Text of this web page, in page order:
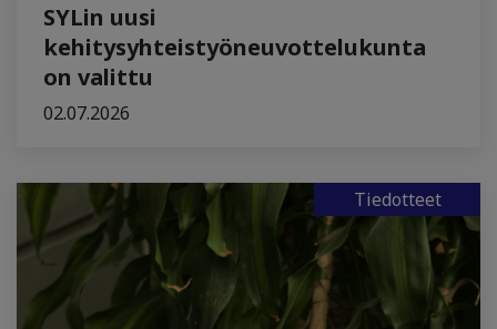
SYLin uusi
kehitysyhteistyöneuvottelukunta
on valittu
02.07.2026
Tiedotteet